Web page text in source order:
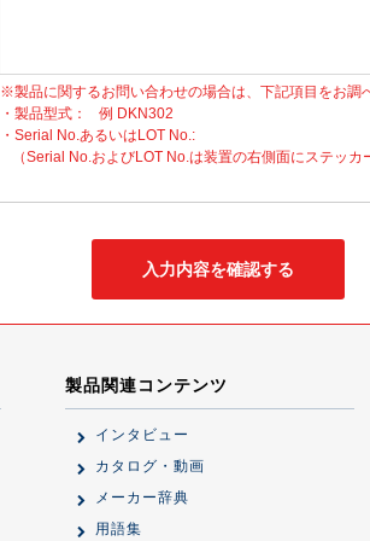
※製品に関するお問い合わせの場合は、下記項目をお調
・製品型式：
例 DKN302
・Serial No.あるいはLOT No.:
（Serial No.およびLOT No.は装置の右側面にステッカ
製品関連コンテンツ
インタビュー
カタログ・動画
メーカー辞典
用語集